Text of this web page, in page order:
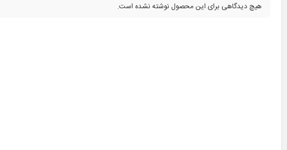
هیچ دیدگاهی برای این محصول نوشته نشده است.